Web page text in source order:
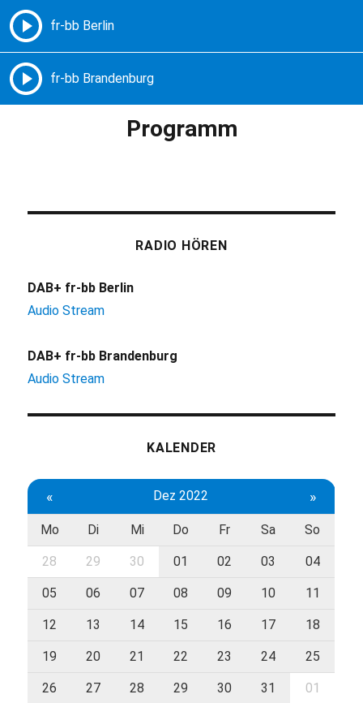
Freie Radios – Berlin Brandenburg
Programm
RADIO HÖREN
DAB+ fr-bb Berlin
Audio Stream
DAB+ fr-bb Brandenburg
Audio Stream
KALENDER
« Dez 2022 »
Mo Di Mi Do Fr Sa So
28 29 30 01 02 03 04
05 06 07 08 09 10 11
12 13 14 15 16 17 18
19 20 21 22 23 24 25
26 27 28 29 30 31 01